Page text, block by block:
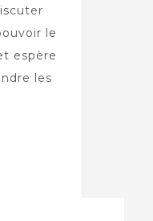
le
espère
les